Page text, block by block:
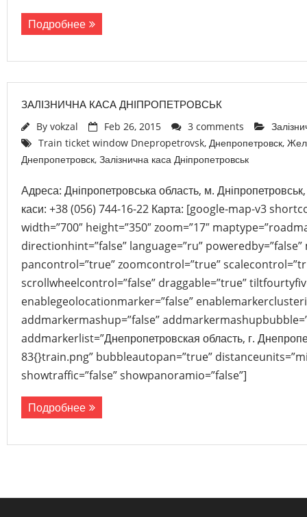
Подробнее
ЗАЛІЗНИЧНА КАСА ДНІПРОПЕТРОВСЬК
By vokzal Feb 26, 2015 3 comments
Train ticket window Dnepropetrovsk, Днепропетровск,
Днепропетровск, Залізнична каса Дніпропетровськ
Адреса: Дніпропетровська область, м.
каси: +38 (056) 744-16-22 Карта: [google-map-v3
width=”700″ height=”350″ zoom=”17″
directionhint=”false” language=”ru”
pancontrol=”true” zoomcontrol=”true”
scrollwheelcontrol=”false” draggable=”true”
enablegeolocationmarker=”false”
addmarkermashup=”false”
addmarkerlist=”Днепропетровская область, г.
83{}train.png” bubbleautopan=”true”
showtraffic=”false” showpanoramio=”false”]
Подробнее